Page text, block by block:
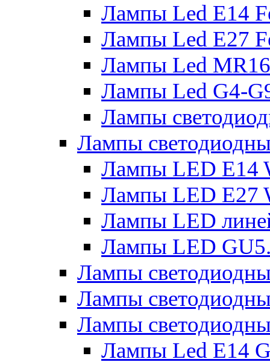
Лампы Led E14
Лампы Led E27
Лампы Led
Лампы Led G4-
Лампы
Лампы
Лампы LED E14
Лампы LED E27
Лампы LED
Лампы LED
Лампы
Лампы
Лампы
Лампы Led Е14